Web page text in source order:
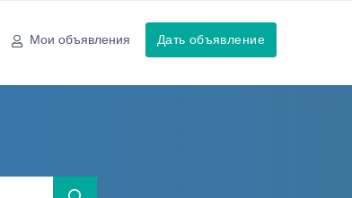
Мои объявления Дать объявление